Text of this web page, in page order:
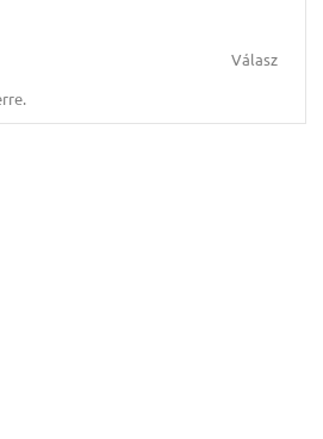
Válasz